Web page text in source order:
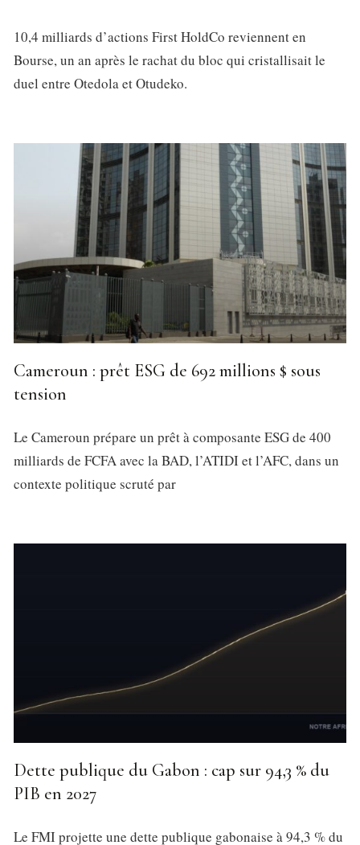
10,4 milliards d’actions First HoldCo reviennent en
Bourse, un an après le rachat du bloc qui cristallisait le
duel entre Otedola et Otudeko.
Cameroun : prêt ESG de 692 millions $ sous
tension
Le Cameroun prépare un prêt à composante ESG de 400
milliards de FCFA avec la BAD, l’ATIDI et l’AFC, dans un
contexte politique scruté par
Dette publique du Gabon : cap sur 94,3 % du
PIB en 2027
Le FMI projette une dette publique gabonaise à 94,3 % du